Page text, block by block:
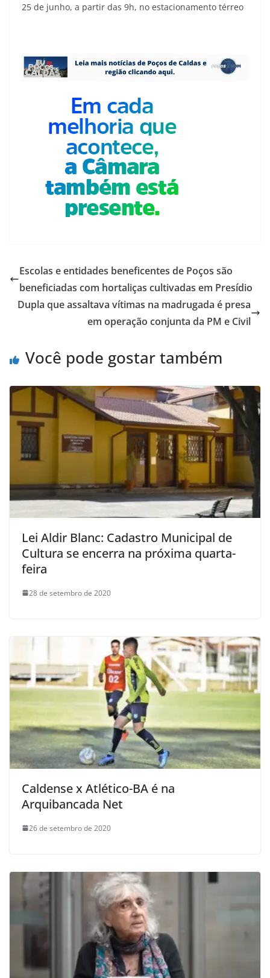
25 de junho, a partir das 9h, no estacionamento térreo
Escolas e entidades beneficentes de Poços são
beneficiadas com hortaliças cultivadas em Presídio
Dupla que assaltava vítimas na madrugada é presa
em operação conjunta da PM e Civil
Você pode gostar também
Lei Aldir Blanc: Cadastro Municipal de
Cultura se encerra na próxima quarta-
feira
28 de setembro de 2020
Caldense x Atlético-BA é na
Arquibancada Net
26 de setembro de 2020